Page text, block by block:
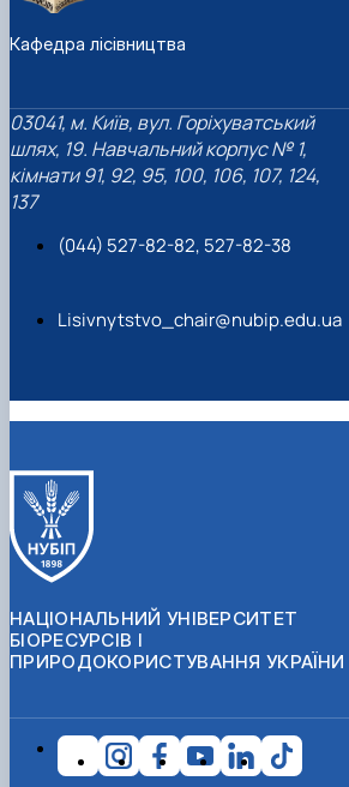
Кафедра лісівництва
03041, м. Київ, вул. Горіхуватський
шлях, 19. Навчальний корпус № 1,
кімнати 91, 92, 95, 100, 106, 107, 124,
137
(044) 527-82-82, 527-82-38
Lisivnytstvo_chair@nubip.edu.ua
НАЦІОНАЛЬНИЙ УНІВЕРСИТЕТ
БІОРЕСУРСІВ І
ПРИРОДОКОРИСТУВАННЯ УКРАЇНИ